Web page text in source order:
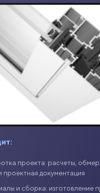
проекта: расчеты,
проектная документация
и сборка: изготовление